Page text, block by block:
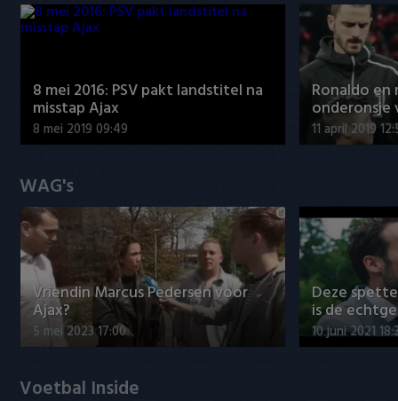
8 mei 2016: PSV pakt landstitel na
misstap Ajax
8 mei 2019 09:49
Ronaldo
onderonsje
11 april 2019
WAG's
Vriendin Marcus Pedersen voor
Ajax?
5 mei 2023 17:00
Deze
is de
10 juni 2021
Voetbal Inside